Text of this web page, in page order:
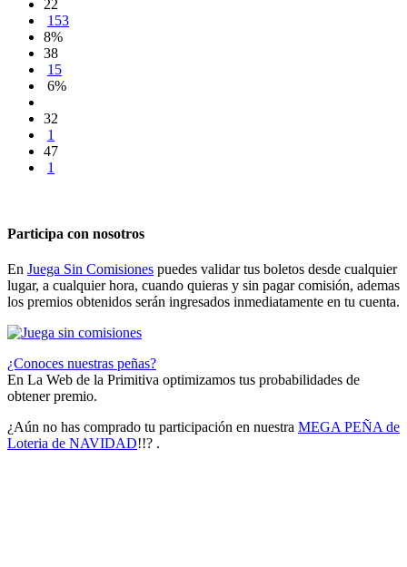
22
153
8%
38
15
6%
32
1
47
1
Participa con nosotros
En Juega Sin Comisiones puedes validar tus boletos desde cualquier
lugar, a cualquier hora, cuando quieras y sin pagar comisión, ademas
los premios obtenidos serán ingresados inmediatamente en tu cuenta.
¿Conoces nuestras peñas?
En La Web de la Primitiva optimizamos tus probabilidades de
obtener premio.
¿Aún no has comprado tu participación en nuestra MEGA PEÑA de
Loteria de NAVIDAD!!? .